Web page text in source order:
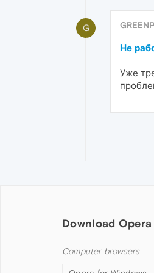
G
Не
Уже
Download Opera
Computer browsers